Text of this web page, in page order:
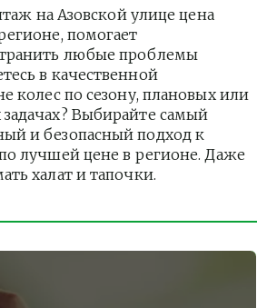
на Азовской улице цена
помогает
любые проблемы
в качественной
колес по сезону, плановых или
Выбирайте самый
и безопасный подход к
лучшей цене в регионе. Даже
халат и тапочки.